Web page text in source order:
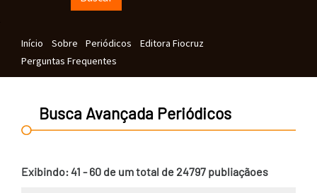
Navegação principal
Início Sobre Periódicos
Editora Fiocruz
Perguntas Frequentes
Busca Avançada Periódicos
Exibindo: 41 - 60 de um total de 24797 publiaçãoes